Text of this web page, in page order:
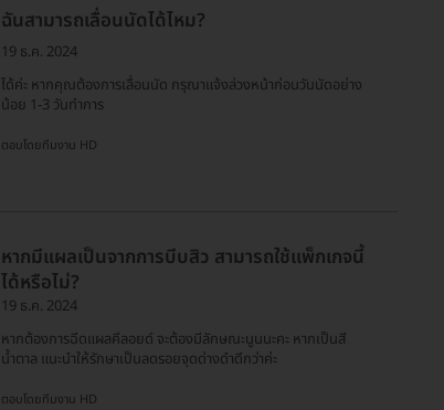
ฉันสามารถเลื่อนนัดได้ไหม?
19 ธ.ค. 2024
ได้ค่ะ หากคุณต้องการเลื่อนนัด กรุณาแจ้งล่วงหน้าก่อนวันนัดอย่าง
น้อย 1-3 วันทำการ
ตอบโดยทีมงาน HD
หากมีแผลเป็นจากการบีบสิว สามารถใช้แพ็กเกจนี้
ได้หรือไม่?
19 ธ.ค. 2024
หากต้องการฉีดแผลคีลอยด์ จะต้องมีลักษณะนูนนะคะ หากเป็นสี
น้ำตาล แนะนำให้รักษาเป็นลดรอยจุดด่างดำดีกว่าค่ะ
ตอบโดยทีมงาน HD